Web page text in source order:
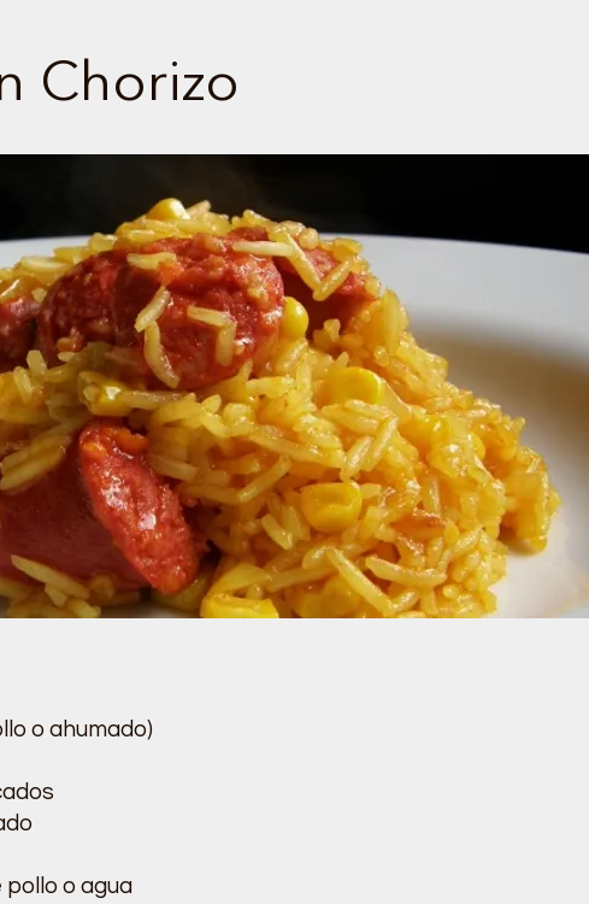
Chorizo
o ahumado)
pollo o agua